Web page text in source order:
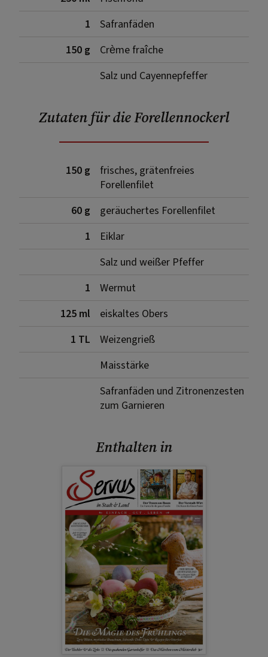
1
Safranfäden
150 g
Crème fraîche
Salz und Cayennepfeffer
Zutaten für die Forellennockerl
150 g
frisches, grätenfreies
Forellenfilet
60 g
geräuchertes Forellenfilet
1
Eiklar
Salz und weißer Pfeffer
1
Wermut
125 ml
eiskaltes Obers
1 TL
Weizengrieß
Maisstärke
Safranfäden und Zitronenzesten
zum Garnieren
Enthalten in